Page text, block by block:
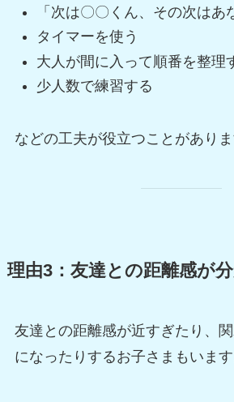
「次は〇〇くん、その次はあ
タイマーを使う
大人が間に入って順番を整理
少人数で練習する
などの工夫が役立つことがありま
理由3：友達との距離感が
友達との距離感が近すぎたり、
になったりするお子さまもいます